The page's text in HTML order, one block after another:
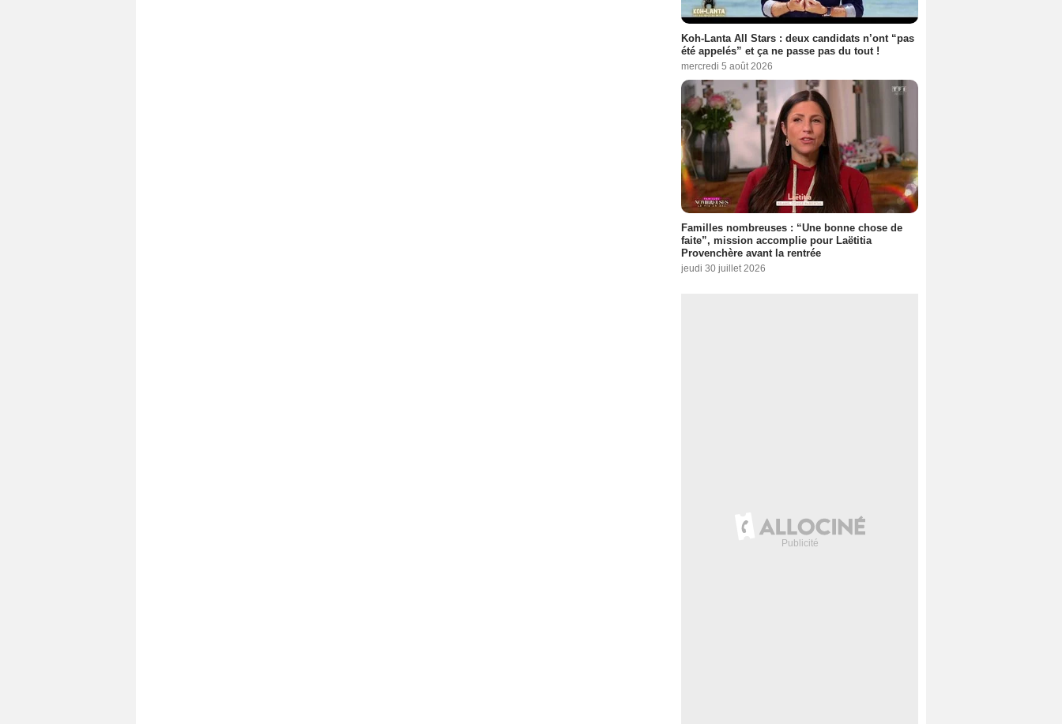
Koh-Lanta All Stars : deux candidats n’ont “pas
été appelés” et ça ne passe pas du tout !
mercredi 5 août 2026
Familles nombreuses : “Une bonne chose de
faite”, mission accomplie pour Laëtitia
Provenchère avant la rentrée
jeudi 30 juillet 2026